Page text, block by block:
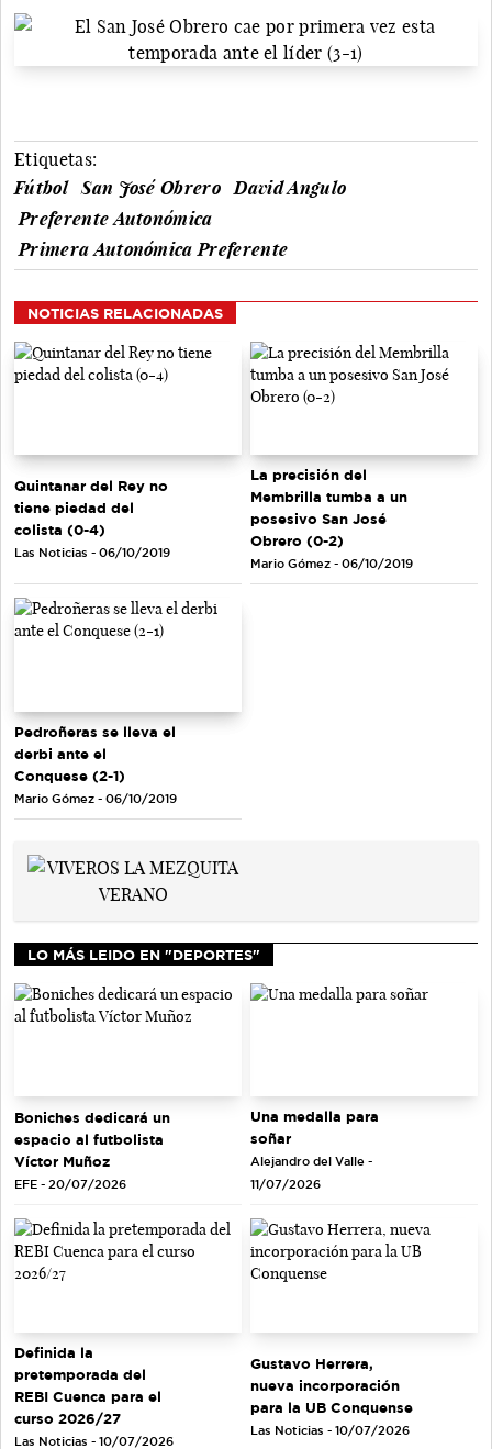
Etiquetas:
Fútbol
San José Obrero
David Angulo
Preferente Autonómica
Primera Autonómica Preferente
NOTICIAS RELACIONADAS
Quintanar del Rey no
tiene piedad del
colista (0-4)
Las Noticias - 06/10/2019
La precisión del
Membrilla tumba a un
posesivo San José
Obrero (0-2)
Mario Gómez - 06/10/2019
Pedroñeras se lleva el
derbi ante el
Conquese (2-1)
Mario Gómez - 06/10/2019
LO MÁS LEIDO EN "DEPORTES"
Boniches dedicará un
espacio al futbolista
Víctor Muñoz
EFE - 20/07/2026
Una medalla para
soñar
Alejandro del Valle -
11/07/2026
Definida la
pretemporada del
REBI Cuenca para el
curso 2026/27
Las Noticias - 10/07/2026
Gustavo Herrera,
nueva incorporación
para la UB Conquense
Las Noticias - 10/07/2026